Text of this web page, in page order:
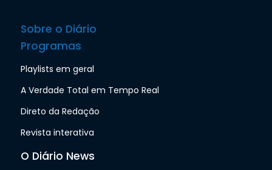
Sobre o Diário
Programas
Playlists em geral
A Verdade Total em Tempo Real
Direto da Redação
Revista interativa
O Diário News